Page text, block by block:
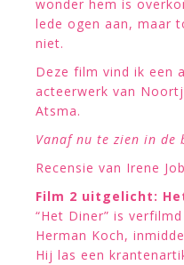
wonder hem is
lede ogen aan, maar
niet.
Deze film vind ik een
acteerwerk van
Atsma.
Vanaf nu te zien in de
Recensie van Irene
Film 2 uitgelicht:
“Het Diner” is
Herman Koch,
Hij las een